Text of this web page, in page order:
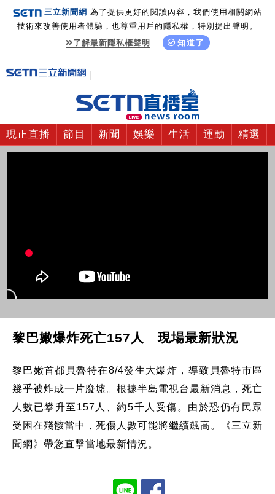
三立新聞網 為了提供更好的閱讀內容，我們使用相關網站
技術來改善使用者體驗，也尊重用戶的隱私權，特別提出聲明。
了解最新隱私權聲明
知道了
現正直播 節目 新聞 娛樂 生活 運動 精選
黎巴嫩爆炸死亡157人 現場最新狀況
黎巴嫩首都貝魯特在8/4發生大爆炸，導致貝魯特市區
幾乎被炸成一片廢墟。根據半島電視台最新消息，死亡
人數已攀升至157人、約5千人受傷。由於恐仍有民眾
受困在殘骸當中，死傷人數可能將繼續飆高。《三立新
聞網》帶您直擊當地最新情況。